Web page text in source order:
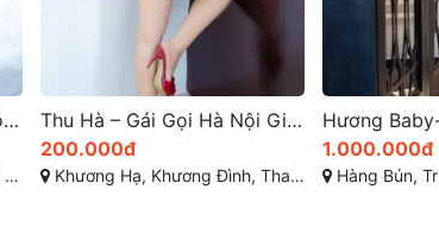
Khám Phá Vẻ Đẹp Nóng Bỏng của Hot Girl Hà Nội tại Gái Gọi Thanh Xuân – Nơi Hội Tụ Những Nàng Thơ Làm Tình Điêu Luyện Và Tình Cảm Chiều Khách Đắm Say
Thu Hà – Gái Gọi Hà Nội Giá Rẻ, Dâm Đãng, Vú Mông Cực Đẹp, Da Dẻ Trắng Hồng Xinh Duyên – Phục Vụ Nhiệt Tình từ Gái Gọi Thanh Xuân
200.000đ
Khương Hạ, Khương Đình, Thanh Xuân, Hà Nội
1.000.000đ
Hàng Bún, Trúc